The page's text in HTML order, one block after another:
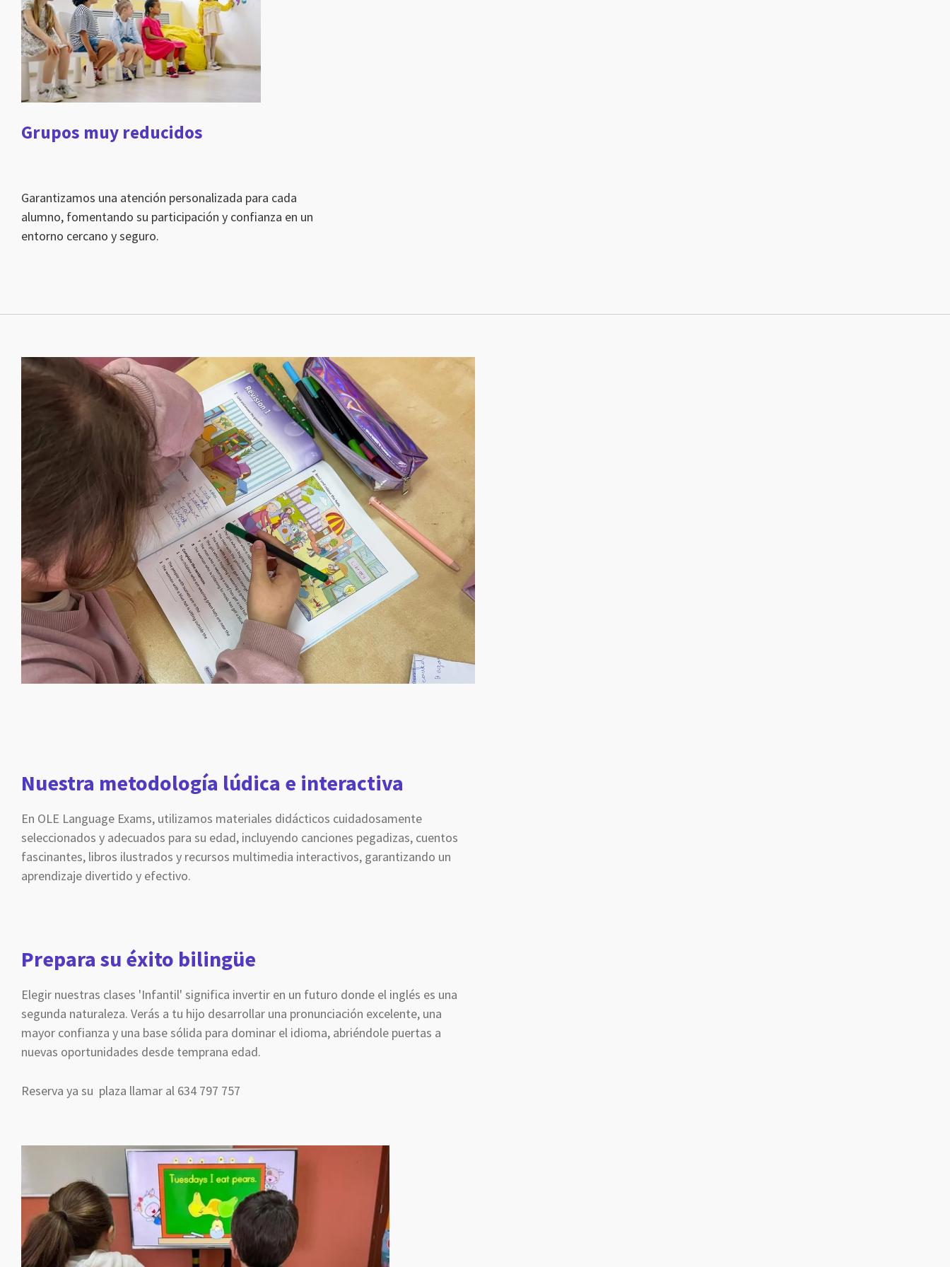
Grupos muy reducidos
Garantizamos una atención personalizada para cada
alumno, fomentando su participación y confianza en un
entorno cercano y seguro.
Nuestra metodología lúdica e interactiva
En OLE Language Exams, utilizamos materiales didácticos cuidadosamente
seleccionados y adecuados para su edad, incluyendo canciones pegadizas, cuentos
fascinantes, libros ilustrados y recursos multimedia interactivos, garantizando un
aprendizaje divertido y efectivo.
Prepara su éxito bilingüe
Elegir nuestras clases 'Infantil' significa invertir en un futuro donde el inglés es una
segunda naturaleza. Verás a tu hijo desarrollar una pronunciación excelente, una
mayor confianza y una base sólida para dominar el idioma, abriéndole puertas a
nuevas oportunidades desde temprana edad.
Reserva ya su plaza llamar al 634 797 757